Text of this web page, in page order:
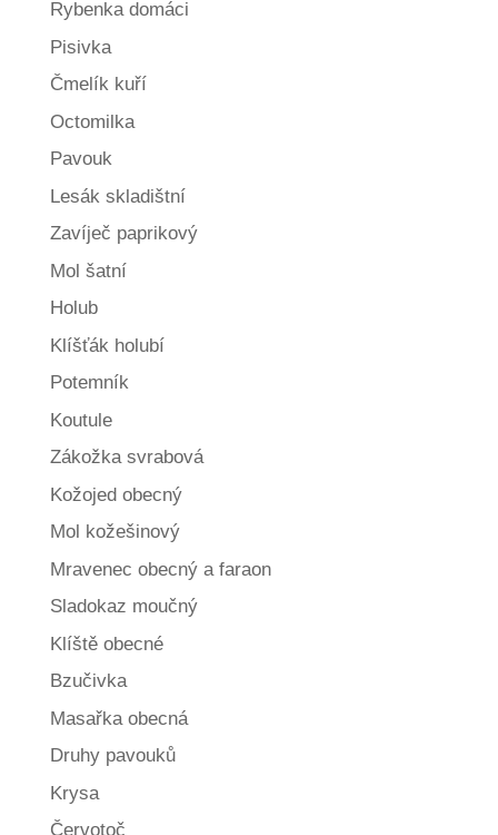
Rybenka domáci
Pisivka
Čmelík kuří
Octomilka
Pavouk
Lesák skladištní
Zavíječ paprikový
Mol šatní
Holub
Klíšťák holubí
Potemník
Koutule
Zákožka svrabová
Kožojed obecný
Mol kožešinový
Mravenec obecný a faraon
Sladokaz moučný
Klíště obecné
Bzučivka
Masařka obecná
Druhy pavouků
Krysa
Červotoč